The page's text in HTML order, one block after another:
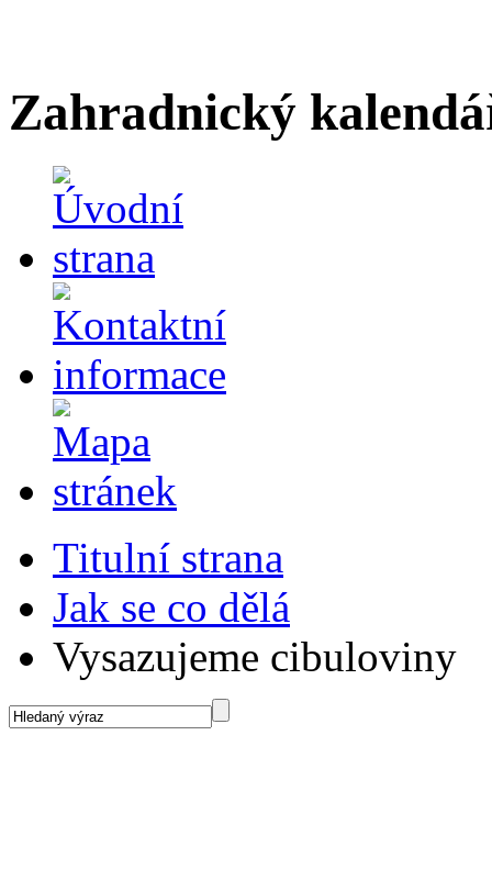
Zahradnický
Titulní strana
Jak se co dělá
Vysazujeme cibuloviny